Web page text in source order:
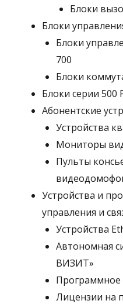
Блоки
Блоки
Блоки
700
Блоки
Блоки серии 500
Абонентские
Устройства
Мониторы
Пульты
Устройства и
управления и
Устройства
Автономная
ВИЗИТ»
Программное
Лицензии на